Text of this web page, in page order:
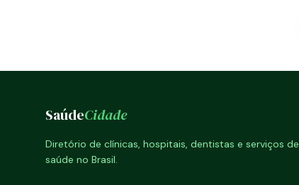
SaúdeCidade
Diretório de clínicas, hospitais, dentistas e serviços de
saúde no Brasil.